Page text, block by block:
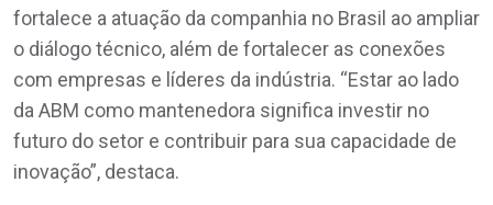
fortalece a atuação da companhia no Brasil ao ampliar
o diálogo técnico, além de fortalecer as conexões
com empresas e líderes da indústria. “Estar ao lado
da ABM como mantenedora significa investir no
futuro do setor e contribuir para sua capacidade de
inovação”, destaca.